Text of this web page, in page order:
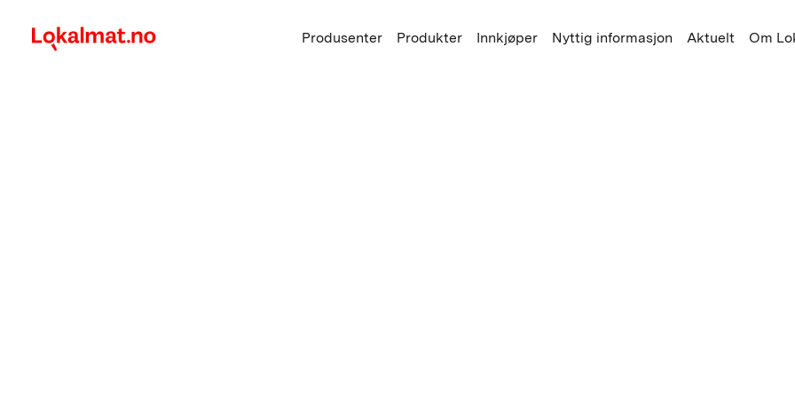
Produsenter Produkter Innkjøper Nyttig informasjon Aktuelt Om